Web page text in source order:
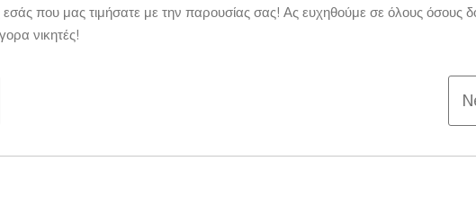
εσάς που μας τιμήσατε με την παρουσίας σας! Ας ευχηθούμε σε όλους όσους
νικητές!